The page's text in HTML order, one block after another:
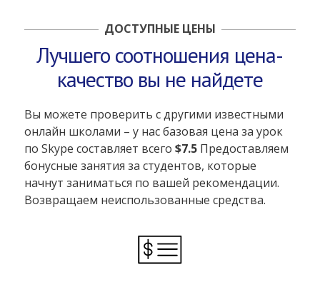
ДОСТУПНЫЕ ЦЕНЫ
Лучшего соотношения цена-
качество вы не найдете
Вы можете проверить с другими известными
онлайн школами – у нас базовая цена за урок
по Skype составляет всего $7.5Предоставляем
бонусные занятия за студентов, которые
начнут заниматься по вашей рекомендации.
Возвращаем неиспользованные средства.